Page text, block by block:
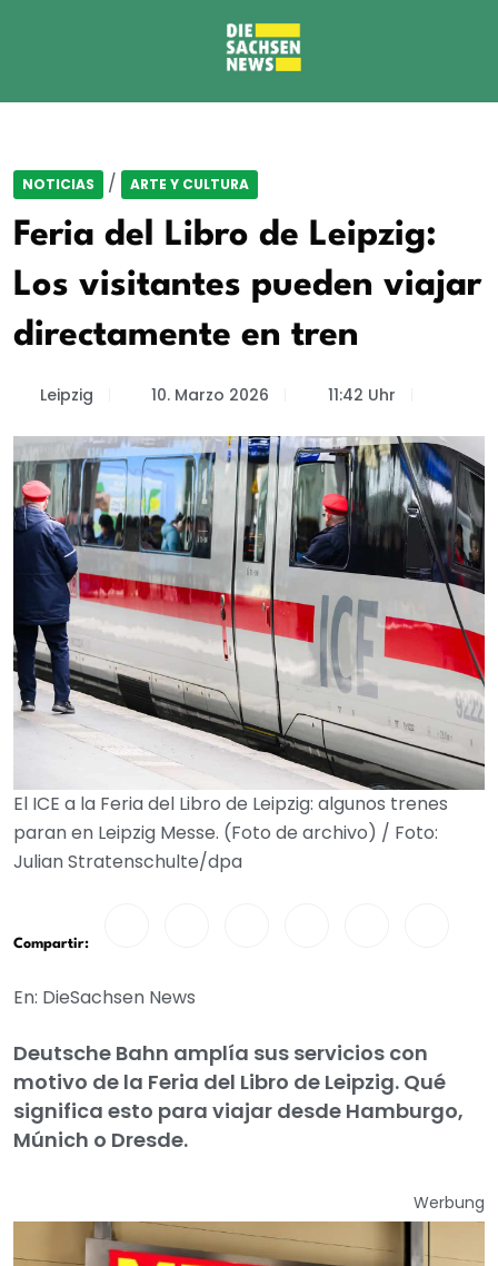
NOTICIAS / ARTE Y CULTURA
Feria del Libro de Leipzig:
Los visitantes pueden viajar
directamente en tren
Leipzig 10. Marzo 2026 11:42 Uhr
El ICE a la Feria del Libro de Leipzig: algunos trenes
paran en Leipzig Messe. (Foto de archivo) / Foto:
Julian Stratenschulte/dpa
Compartir:
En: DieSachsen News
Deutsche Bahn amplía sus servicios con
motivo de la Feria del Libro de Leipzig. Qué
significa esto para viajar desde Hamburgo,
Múnich o Dresde.
Werbung